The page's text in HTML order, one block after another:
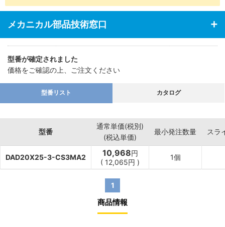
・あらゆる業界の空気圧機器や生産ラインに対応
メカニカル部品技術窓口
型番が確定されました
価格をご確認の上、ご注文ください
型番リスト カタログ
型番
通常単価(税別)
(税込単価)
最小発注数量 スラ
DAD20X25-3-CS3MA2 10,968円
( 12,065円 )
1個
1
商品情報